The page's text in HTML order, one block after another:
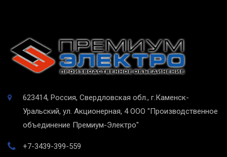
623414, Россия, Свердловская обл., г.Каменск-
Уральский, ул. Акционерная, 4 ООО "Производственное
объединение Премиум-Электро"
+7-3439-399-559